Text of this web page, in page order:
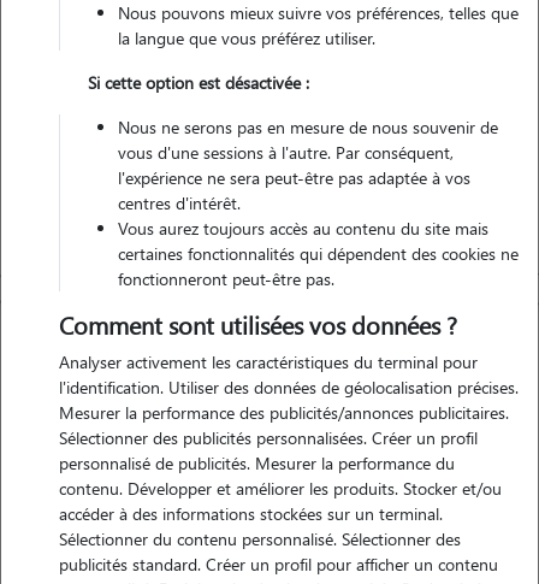
Contacter
L'envoi d'une demande est sans engagement
Motivation
Je suis une passionnée des animaux et j'affectionne tout
Nous pouvons mieux suivre vos préférences, telles que
la langue que vous préférez utiliser.
Si cette option est désactivée :
Nous ne serons pas en mesure de nous souvenir de
vous d'une sessions à l'autre. Par conséquent,
l'expérience ne sera peut-être pas adaptée à vos
centres d'intérêt.
Vous aurez toujours accès au contenu du site mais
certaines fonctionnalités qui dépendent des cookies ne
fonctionneront peut-être pas.
Comment sont utilisées vos données ?
Analyser activement les caractéristiques du terminal pour
l'identification. Utiliser des données de géolocalisation précises.
Mesurer la performance des publicités/annonces publicitaires.
Sélectionner des publicités personnalisées. Créer un profil
personnalisé de publicités. Mesurer la performance du
contenu. Développer et améliorer les produits. Stocker et/ou
accéder à des informations stockées sur un terminal.
Sélectionner du contenu personnalisé. Sélectionner des
publicités standard. Créer un profil pour afficher un contenu